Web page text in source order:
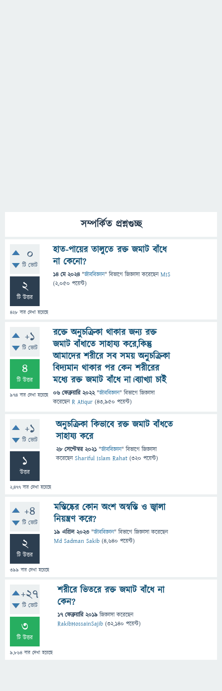
সম্পর্কিত প্রশ্নগুচ্ছ
0
টি ভোট
2
টি উত্তর
428 বার দেখা হয়েছে
হাত-পায়ের তালুতে রক্ত জমাট বাঁধে
না কেনো?
14 মে 2024 "জীববিজ্ঞান" বিভাগে জিজ্ঞাসাকরেছেনMIS
(2,050 পয়েন্ট)
+1
টি ভোট
4
টি উত্তর
974 বার দেখা হয়েছে
রক্তে অনুচক্রিকা থাকার জন্য রক্ত
জমাট বাঁধাতে সাহায্য করে,কিন্তু
আমাদের শরীরে সব সময় অনুচক্রিকা
বিদ্যমান থাকার পর কেন শরীরের
মধ্যে রক্ত জমাট বাঁধে না।ব্যাখ্যা চাই
06 ফেব্রুয়ারি 2022 "জীববিজ্ঞান" বিভাগে জিজ্ঞাসা
করেছেনR Atiqur (43,950 পয়েন্ট)
+1
টি ভোট
1
উত্তর
2,477 বার দেখা হয়েছে
অনুচক্রিকা কিভাবে রক্ত জমাট বাঁধতে
সাহায্য করে
28 সেপ্টেম্বর 2021 "জীববিজ্ঞান" বিভাগে জিজ্ঞাসা
করেছেনShariful Islam Rahat (320 পয়েন্ট)
+4
টি ভোট
2
টি উত্তর
399 বার দেখা হয়েছে
মস্তিষ্কের কোন অংশ অস্বস্তি ও জ্বালা
নিয়ন্ত্রণ করে?
19 এপ্রিল 2023 "জীববিজ্ঞান" বিভাগে জিজ্ঞাসাকরেছেন
Md Sadman Sakib (4,640 পয়েন্ট)
+27
টি ভোট
3
টি উত্তর
9,864 বার দেখা হয়েছে
শরীরে ভিতরে রক্ত জমাট বাঁধে না
কেন?
17 ফেব্রুয়ারি 2019 জিজ্ঞাসাকরেছেন
RakibHossainSajib (32,140 পয়েন্ট)